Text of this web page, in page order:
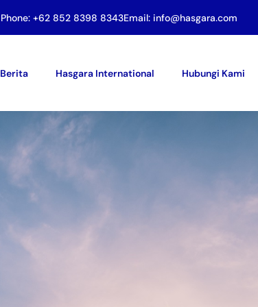
Phone: +62 852 8398 8343Email: info@hasgara.com
Berita Hasgara International Hubungi Kami